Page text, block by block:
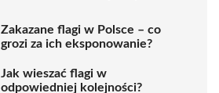
Zakazane flagi w Polsce – co
grozi za ich eksponowanie?
Jak wieszać flagi w
odpowiedniej kolejności?